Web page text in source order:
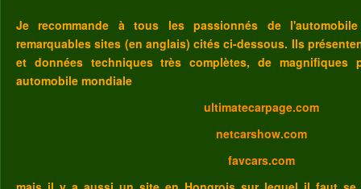
Je recommande à tous les passionnés de
remarquables sites (en anglais) cités ci-dessous. Ils
et données techniques très complètes, de magnifiques
automobile mondiale
ultimatecarpage.com
netcarshow.com
favcars.com